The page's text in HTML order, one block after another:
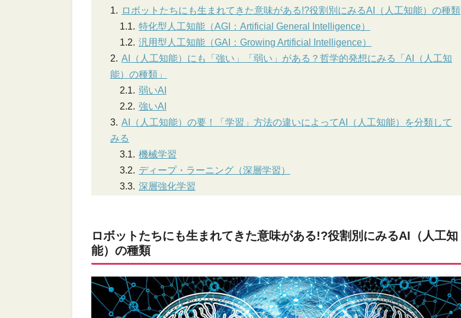
ロボットたちにも生まれてきた意味がある!?役割別にみるAI（人工知能）の種類
特化型人工知能（AGI：Artificial General Intelligence）
汎用型人工知能（GAI：Growing Artificial Intelligence）
AI（人工知能）にも「強い」「弱い」がある？哲学的発想にみる「AI（人工知
能）の種類」
弱いAI
強いAI
AI（人工知能）の要！「学習」方法の違いによってAI（人工知能）を分類して
みる
機械学習
ディープ・ラーニング（深層学習）
深層強化学習
ロボットたちにも生まれてきた意味がある!?役割別にみるAI（人工知
能）の種類